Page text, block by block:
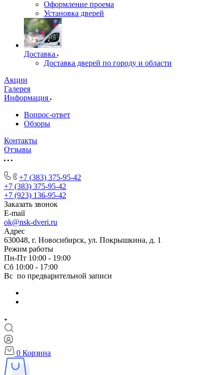
Оформление проема
Установка дверей
Доставка
Доставка дверей по городу и области
Акции
Галерея
Информация
Вопрос-ответ
Обзоры
Контакты
Отзывы
+7 (383) 375-95-42
+7 (383) 375-95-42
+7 (923) 136-95-42
Заказать звонок
E-mail
ok@nsk-dveri.ru
Адрес
630048, г. Новосибирск, ул. Покрышкина, д. 1
Режим работы
Пн-Пт 10:00 - 19:00
Сб 10:00 - 17:00
Вс по предварительной записи
0 Корзина